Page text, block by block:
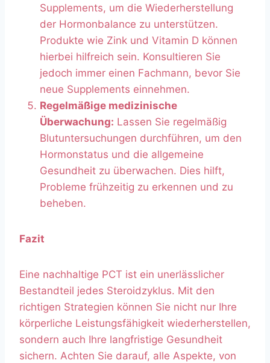
Supplements, um die Wiederherstellung
der Hormonbalance zu unterstützen.
Produkte wie Zink und Vitamin D können
hierbei hilfreich sein. Konsultieren Sie
jedoch immer einen Fachmann, bevor Sie
neue Supplements einnehmen.
Regelmäßige medizinische
Überwachung: Lassen Sie regelmäßig
Blutuntersuchungen durchführen, um den
Hormonstatus und die allgemeine
Gesundheit zu überwachen. Dies hilft,
Probleme frühzeitig zu erkennen und zu
beheben.
Fazit
Eine nachhaltige PCT ist ein unerlässlicher
Bestandteil jedes Steroidzyklus. Mit den
richtigen Strategien können Sie nicht nur Ihre
körperliche Leistungsfähigkeit wiederherstellen,
sondern auch Ihre langfristige Gesundheit
sichern. Achten Sie darauf, alle Aspekte, von